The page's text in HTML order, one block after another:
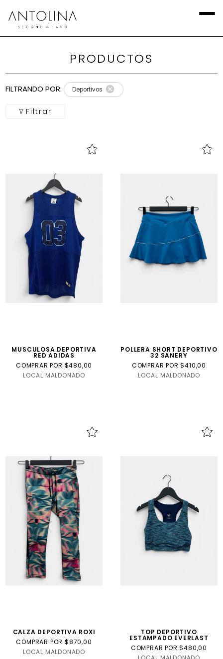
PRODUCTOS
FILTRANDO POR: Deportivos
Filtrar
Filtros
Local
Europea
marca
Talla
Internacional
Talla
USA
MUSCULOSA DEPORTIVA
RED ADIDAS
COMPRAR POR $480,00
LOCAL MALDONADO
POLLERA SHORT DEPORTIVO
32 SANERY
COMPRAR POR $410,00
LOCAL MALDONADO
CALZA DEPORTIVA ROXI
COMPRAR POR $870,00
LOCAL MALDONADO
TOP DEPORTIVO
ESTAMPADO EVERLAST
COMPRAR POR $480,00